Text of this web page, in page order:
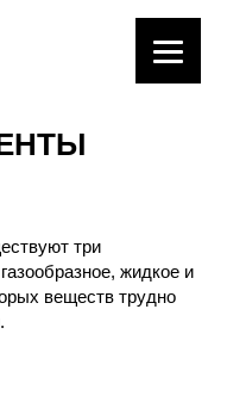
три
жидкое и
веществ трудно